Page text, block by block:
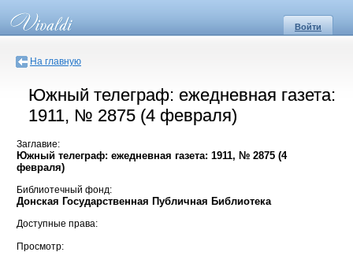
Войти
На главную
Южный телеграф: ежедневная газета:
1911, № 2875 (4 февраля)
Заглавие:
Южный телеграф: ежедневная газета: 1911, № 2875 (4
февраля)
Библиотечный фонд:
Донская Государственная Публичная Библиотека
Доступные права:
Просмотр: